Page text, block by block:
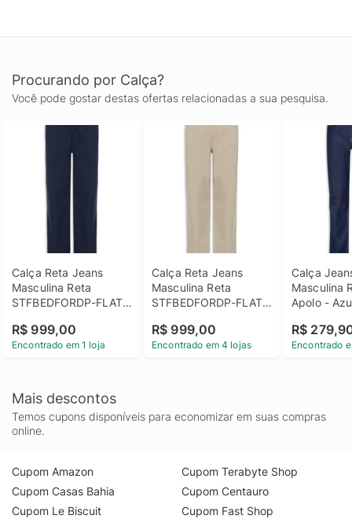
Procurando por Calça?
Você pode gostar destas ofertas relacionadas a sua pesquisa.
Calça Reta Jeans
Masculina Reta
STFBEDFORDP-FLAT-
Azul
R$ 999,00
Encontrado em 1 loja
Calça Reta Jeans
Masculina Reta
STFBEDFORDP-FLAT-
Bege
R$ 999,00
Encontrado em 4 lojas
Calça
Masculina
Apolo -
R$
Encontrado
Mais descontos
Temos cupons disponíveis para economizar em suas compras
online.
Cupom Amazon
Cupom Casas Bahia
Cupom Le Biscuit
Cupom Terabyte Shop
Cupom Centauro
Cupom Fast Shop